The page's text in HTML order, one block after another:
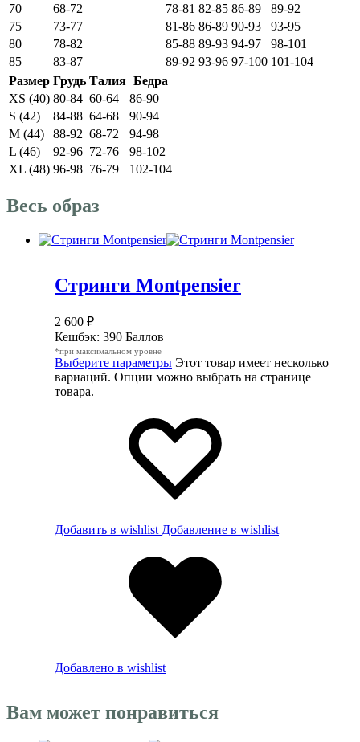
70
68-72 78-81 82-85 86-89
89-92
75
73-77 81-86 86-89 90-93
93-95
80
78-82 85-88 89-93 94-97
98-101
85
83-87 89-92 93-96 97-100 101-104
Размер Грудь Талия Бедра
XS (40) 80-84 60-64
86-90
S (42)
84-88 64-68
90-94
M (44)
88-92 68-72
94-98
L (46)
92-96 72-76
98-102
XL (48) 96-98 76-79 102-104
Весь образ
Стринги Montpensier
2 600 ₽
Кешбэк: 390 Баллов
*при максимальном уровне
Выберите параметры Этот товар имеет несколько
вариаций. Опции можно выбрать на странице
товара.
Добавить в wishlist Добавление в wishlist
Добавлено в wishlist
Вам может понравиться